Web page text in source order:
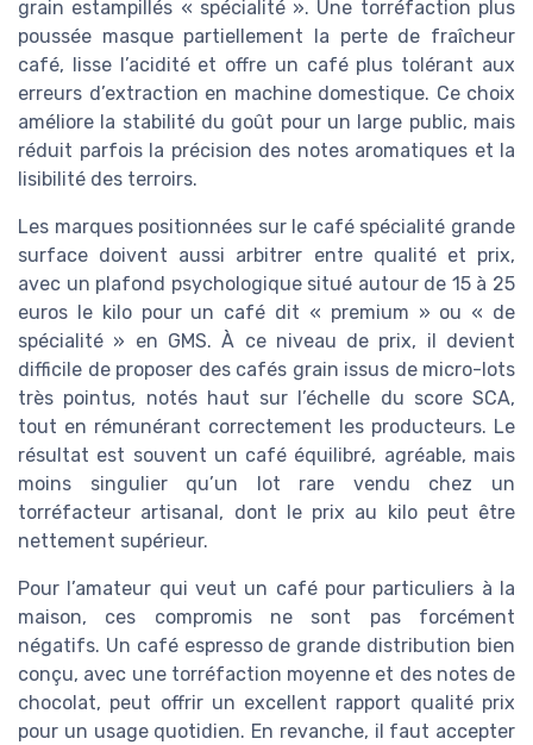
grain estampillés « spécialité ». Une torréfaction plus
poussée masque partiellement la perte de fraîcheur
café, lisse l’acidité et offre un café plus tolérant aux
erreurs d’extraction en machine domestique. Ce choix
améliore la stabilité du goût pour un large public, mais
réduit parfois la précision des notes aromatiques et la
lisibilité des terroirs.
Les marques positionnées sur le café spécialité grande
surface doivent aussi arbitrer entre qualité et prix,
avec un plafond psychologique situé autour de 15 à 25
euros le kilo pour un café dit « premium » ou « de
spécialité » en GMS. À ce niveau de prix, il devient
difficile de proposer des cafés grain issus de micro-lots
très pointus, notés haut sur l’échelle du score SCA,
tout en rémunérant correctement les producteurs. Le
résultat est souvent un café équilibré, agréable, mais
moins singulier qu’un lot rare vendu chez un
torréfacteur artisanal, dont le prix au kilo peut être
nettement supérieur.
Pour l’amateur qui veut un café pour particuliers à la
maison, ces compromis ne sont pas forcément
négatifs. Un café espresso de grande distribution bien
conçu, avec une torréfaction moyenne et des notes de
chocolat, peut offrir un excellent rapport qualité prix
pour un usage quotidien. En revanche, il faut accepter